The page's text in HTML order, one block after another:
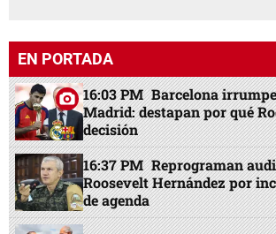
EN PORTADA
16:03 PM Barcelona
Madrid: destapan por qué
decisión
16:37 PM Reprograman
Roosevelt Hernández por
de agenda